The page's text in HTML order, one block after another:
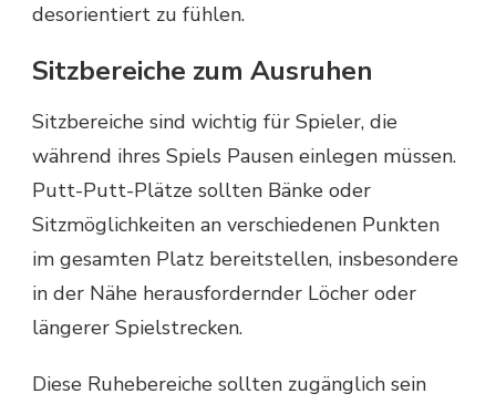
desorientiert zu fühlen.
Sitzbereiche zum Ausruhen
Sitzbereiche sind wichtig für Spieler, die
während ihres Spiels Pausen einlegen müssen.
Putt-Putt-Plätze sollten Bänke oder
Sitzmöglichkeiten an verschiedenen Punkten
im gesamten Platz bereitstellen, insbesondere
in der Nähe herausfordernder Löcher oder
längerer Spielstrecken.
Diese Ruhebereiche sollten zugänglich sein